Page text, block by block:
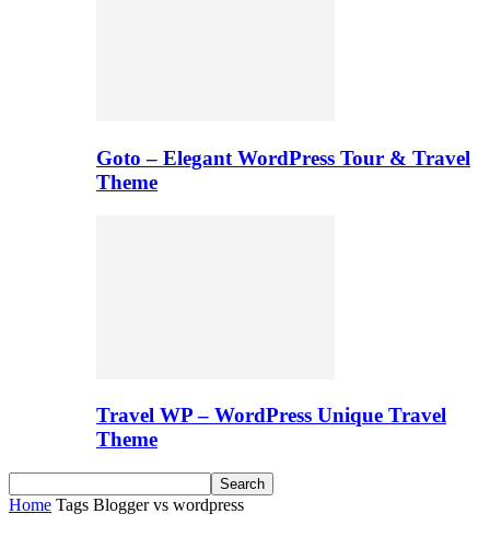
Goto – Elegant WordPress Tour & Travel
Theme
Travel WP – WordPress Unique Travel
Theme
Home Tags Blogger vs wordpress